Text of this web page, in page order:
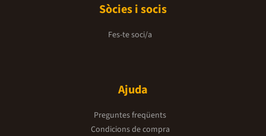
Sòcies i socis
Fes-te soci/a
Ajuda
Preguntes freqüents
Condicions de compra